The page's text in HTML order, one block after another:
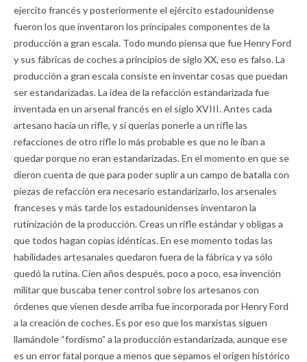
ejercito francés y posteriormente el ejército estadounidense
fueron los que inventaron los principales componentes de la
producción a gran escala. Todo mundo piensa que fue Henry Ford
y sus fábricas de coches a principios de siglo XX, eso es falso. La
producción a gran escala consiste en inventar cosas que puedan
ser estandarizadas. La idea de la refacción estandarizada fue
inventada en un arsenal francés en el siglo XVIII. Antes cada
artesano hacía un rifle, y si querías ponerle a un rifle las
refacciones de otro rifle lo más probable es que no le iban a
quedar porque no eran estandarizadas. En el momento en que se
dieron cuenta de que para poder suplir a un campo de batalla con
piezas de refacción era necesario estandarizarlo, los arsenales
franceses y más tarde los estadounidenses inventaron la
rutinización de la producción. Creas un rifle estándar y obligas a
que todos hagan copias idénticas. En ese momento todas las
habilidades artesanales quedaron fuera de la fábrica y ya sólo
quedó la rutina. Cien años después, poco a poco, esa invención
militar que buscaba tener control sobre los artesanos con
órdenes que vienen desde arriba fue incorporada por Henry Ford
a la creación de coches. Es por eso que los marxistas siguen
llamándole “fordismo” a la producción estandarizada, aunque ese
es un error fatal porque a menos que sepamos el origen histórico